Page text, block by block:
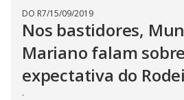
DO R7/15/09/2019
Nos bastidores,
Mariano falam
expectativa do
.